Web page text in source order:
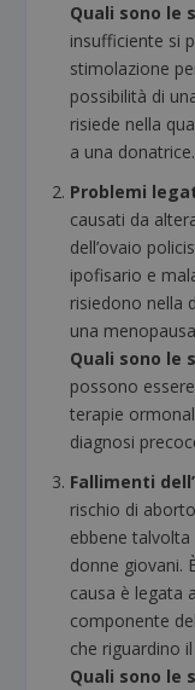
Quali sono le
insufficiente si
stimolazione
possibilità di
risiede nella
a una donatrice.
Problemi
causati da
dell’ovaio
ipofisario e
risiedono nella
una
Quali sono le
possono
terapie
diagnosi
Fallimenti
rischio di
ebbene
donne giovani.
causa è legata
componente
che riguardino
Quali sono le